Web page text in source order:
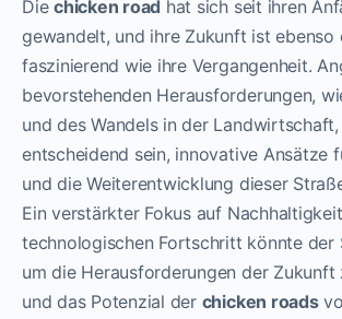
Diechicken road hat sich seit ihren
gewandelt, und ihre Zukunft ist ebenso
faszinierend wie ihre Vergangenheit.
bevorstehenden Herausforderungen,
und des Wandels in der
entscheidend sein, innovative Ansätze
und die Weiterentwicklung dieser
Ein verstärkter Fokus auf
technologischen Fortschritt könnte der
um die Herausforderungen der Zukunft
und das Potenzial der chicken roads